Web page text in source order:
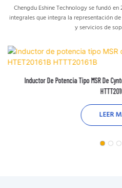
Chengdu Eshine Technology se fundó
integrales que integra la representación
y servicios de
Inductor De Potencia Tipo MSR De
LEER